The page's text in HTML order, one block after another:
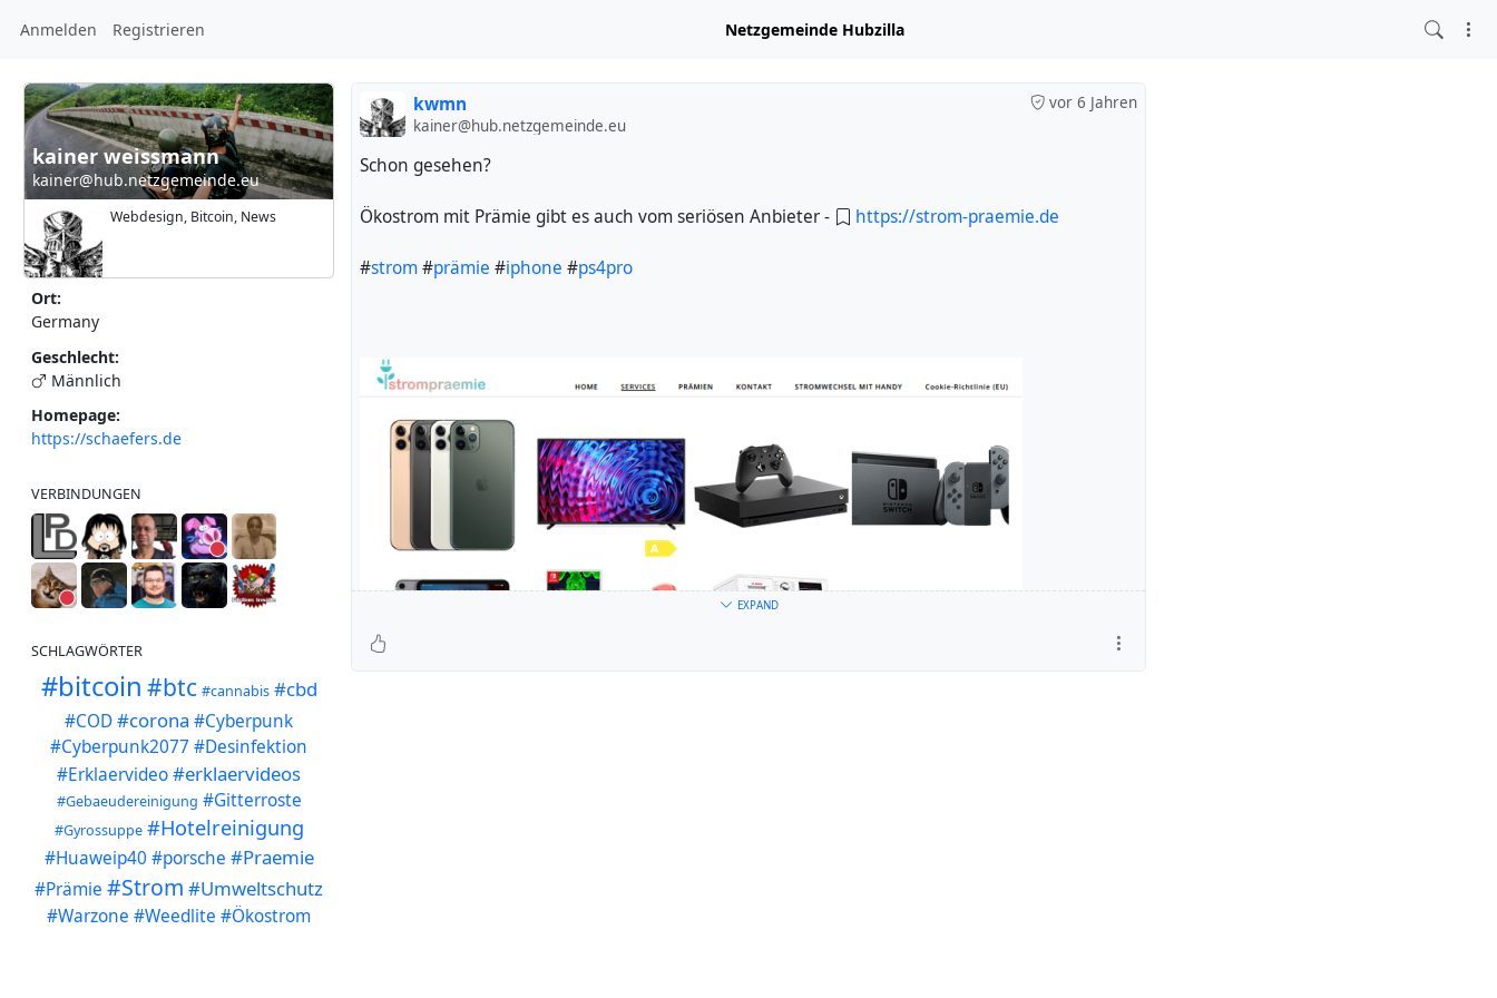
Anmelden Registrieren Netzgemeinde Hubzilla
kainer weissmann
kainer@hub.netzgemeinde.eu
Webdesign, Bitcoin, News
Ort:
Germany
Geschlecht:
Männlich
Homepage:
https://schaefers.de
VERBINDUNGEN
SCHLAGWÖRTER
#bitcoin #btc #cannabis #cbd
#COD#corona #Cyberpunk
#Cyberpunk2077 #Desinfektion
#Erklaervideo#erklaervideos
#Gebaeudereinigung #Gitterroste
#Gyrossuppe #Hotelreinigung
#Huaweip40 #porsche #Praemie
#Prämie #Strom #Umweltschutz
#Warzone #Weedlite #Ökostrom
vor 6 Jahren
kwmn
kainer@hub.netzgemeinde.eu
Schon gesehen?
Ökostrom mit Prämie gibt es auch vom seriösen Anbieter - https://strom-praemie.de
#strom#prämie #iphone #ps4pro
EXPAND